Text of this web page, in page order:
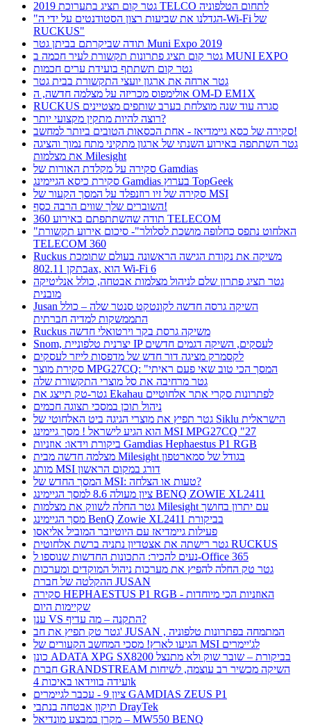
גטר קום תציג בתערוכת 2019 TELCO לתחום הטלפוניה
"הגדלנו את שביעות רצון הסטודנטים על ידי ה-Wi-Fi של
RUCKUS"
תודה שביקרתם בביתן גטר Muni Expo 2019
גטר קום תציג פתרונות תקשורת לעיר חכמה ב MUNI EXPO
גטר קום תשתתף בועידת ערים חכמות
גטר ארחה את ארגון יועצי התקשורת בבית גטר
אולימפוס מכריזה על מצלמה חדשה, ה OM-D EM1X
RUCKUS סגרה עוד שנה מוצלחת בערב שותפים מצטיינים
רוצה להיות מתקין מקצועי יותר?
סקירה של כסא גיימדיאז - אחת הכסאות הטובים ביותר למחשב!
גטר השתתפה באירוע השנתי של ארגון מתקיני מתח נמוך והציגה
את מצלמות Milesight
סקירה על מקלדת האורות של Gamdias
סקירת כיסא הגיימינג Gamdias בערוץ TopGeek
סקירה של זיו רוזנפלד על המסך הקעור של MSI
השוברים שלך שווים הרבה כסף!
תודה שהשתתפתם באירוע 360 TELECOM
"האלחוט נתפס כחלופה מושכת לסלולר"- סיכום אירוע תקשורת
TELECOM 360
Ruckus משיקה את נקודת הגישה הראשונה בעולם שתומכת
בתקן 802.11ax, הוא Wi-Fi 6
גטר תציג פתרון שלם לניהול מצלמות אבטחה, כולל אנליטיקה
מובנית
Jusan השיקה גרסה חדשה לקונטקט סנטר שלה – כולל
התממשקות למדיה חברתית
Ruckus משיקה גרסת בקר וירטואלי חדשה
Snom, יצרנית טלפוניית IP לעסקים, השיקה דגמים חדשים
לקסמרק מציגה דור חדש של מדפסות לייזר לעסקים
סקירת מוצר MPG27CQ: "המסך הכי טוב שאי פעם ראיתי
גטר מרחיבה את סל מוצרי התקשורת שלה
גטר-טק תייצג את Ekahau לפתרונות סקרי אתר אלחוטיים
ניהול תוכן במסכי תצוגה חכמים
גטר תפיץ את מוצרי הגיגה ביט האלחוטי של Siklu הישראלית
הוא הגיע לישראל ! מסך גיימינג MSI MPG27CQ "27
ביקורת וידאו: אוזניות Gamdias Hephaestus P1 RGB
מצלמה חדשה מבית Milesight בגודל של סמארטפון
מותג MSI דורג במקום הראשון
המסך החדש של MSI: טעות או הצלחה?
ציון מעולה 8.6 למסך הגיימינג BENQ ZOWIE XL2411
גטר החלה לשווק את מצלמות Milesight עם יתרון בחושך
מסך הגיימינג BenQ Zowie XL2411 בביקורת
פעילות גיימדיאז עם היוטיובר המוביל אליאסו
גטר רישתה את אצטדיון נתניה ברשת אלחוטית RUCKUS
נעים להכיר: התכונות החדשות שנוספו ל-Office 365
גטר טק החלה להפיץ את מערכות ניהול המוקדים ומערכות
ההקלטה של חברת JUSAN
סקירה HEPHAESTUS P1 RGB - האוזניות הכי מיוחדות
שקיימות היום
ענן VS התקנה – מה עדיף?
גטר טק תפיץ את חב' JUSAN , המתמחה בפתרונות טלפוניה
הגיעו לארץ! מסכי המחשב הקעורים של MSI לג'יימרים
כונן ADATA XPG SX8200 בביקורת – שובר שוק ולא מתנצל
חברת GRANDSTREAM השיקה מכשיר רב עוצמה, לשיחות
ועידה בווידאו באיכות 4k
ציון 9 - עכבר לגיימרים GAMDIAS ZEUS P1
תיקון אבטחה בנתבי DrayTek
מקרן במבצע מונדיאל – MW550 BENQ